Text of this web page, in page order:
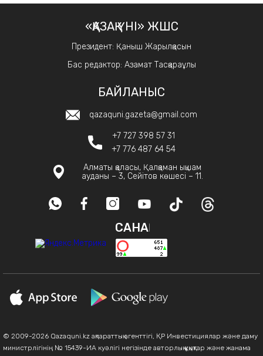
«ҚАЗАҚ ҮНІ» ЖШС
Президент: Қаныш Жарылқасын
Бас редактор: Азамат Тасқараұлы
БАЙЛАНЫС
qazaquni.gazeta@gmail.com
+7 727 398 57 31
+7 776 487 64 54
Алматы қаласы, Қалқаман ықшам
ауданы – 3, Сейітов көшесі – 11.
САНАҚ
© 2009-2026 Qazaquni.kz ақпараттық агенттігі, ҚР Инвестициялар және даму
министрлігінің № 15439-ИА куәлігі негізінде авторлық құқықтар және жанама